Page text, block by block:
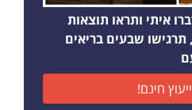
איתי ותראו תוצאות
תוך 10 ימים, תרגישו שבעים בריאים
חינם!